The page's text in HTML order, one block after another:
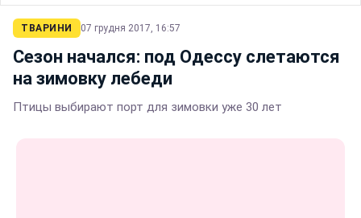
ТВАРИНИ 07 грудня 2017, 16:57
Сезон начался: под Одессу слетаются
на зимовку лебеди
Птицы выбирают порт для зимовки уже 30 лет